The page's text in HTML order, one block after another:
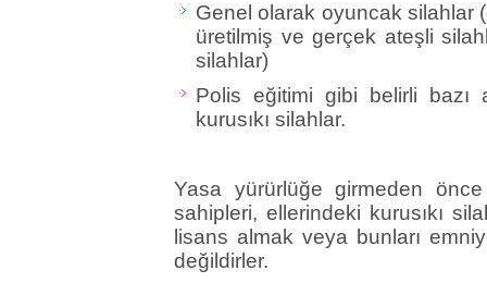
Genel olarak oyuncak silahlar
üretilmiş ve gerçek ateşli
silahlar)
Polis eğitimi gibi belirli bazı
kurusıkı silahlar.
Yasa yürürlüğe girmeden önce
sahipleri, ellerindeki kurusıkı
lisans almak veya bunları
değildirler.